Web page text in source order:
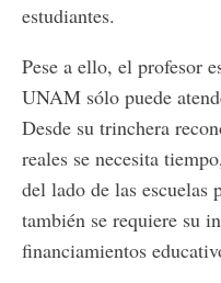
estudiantes.
Pese a ello, el profesor
UNAM sólo puede
Desde su trinchera
reales se necesita
del lado de las escuelas
también se requiere su
financiamientos